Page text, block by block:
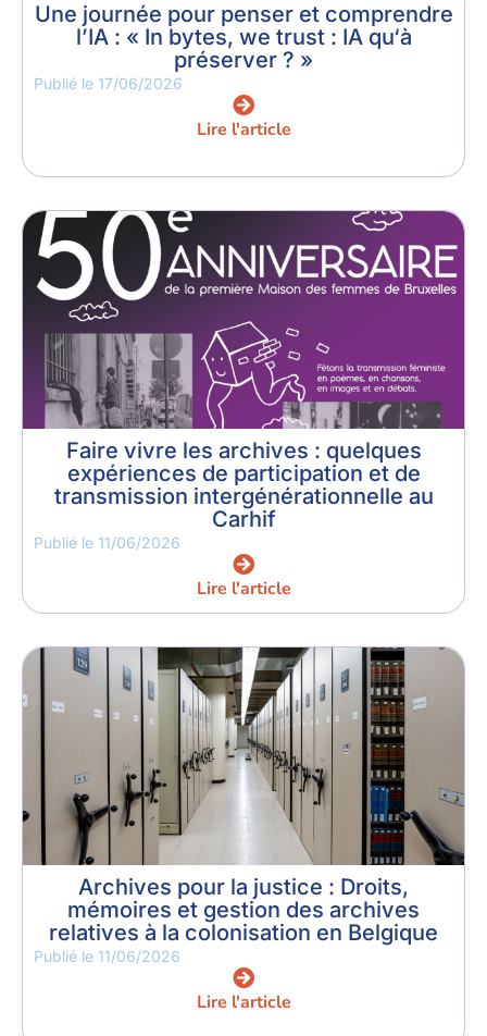
Une journée pour penser et comprendre
l’IA : « In bytes, we trust : IA qu‘à
préserver ? »
Publié le 17/06/2026
Lire l'article
Faire vivre les archives : quelques
expériences de participation et de
transmission intergénérationnelle au
Carhif
Publié le 11/06/2026
Lire l'article
Archives pour la justice : Droits,
mémoires et gestion des archives
relatives à la colonisation en Belgique
Publié le 11/06/2026
Lire l'article